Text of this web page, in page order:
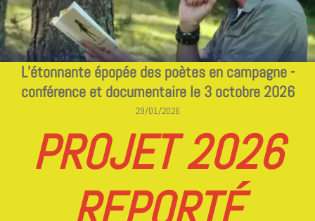
L’étonnante épopée des poètes en campagne -
conférence et documentaire le 3 octobre 2026
29/01/2026
PROJET 2026